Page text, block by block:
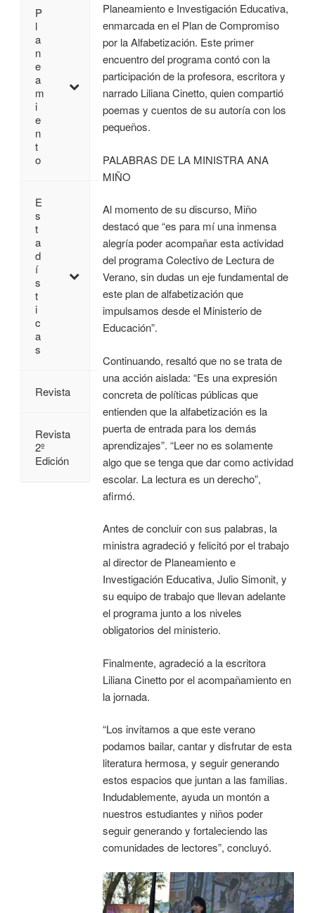
Planeamiento e Investigación Educativa,
enmarcada en el Plan de Compromiso
por la Alfabetización. Este primer
encuentro del programa contó con la
participación de la profesora, escritora y
narrado Liliana Cinetto, quien compartió
poemas y cuentos de su autoría con los
pequeños.
PALABRAS DE LA MINISTRA ANA
MIÑO
Al momento de su discurso, Miño
destacó que “es para mí una inmensa
alegría poder acompañar esta actividad
del programa Colectivo de Lectura de
Verano, sin dudas un eje fundamental de
este plan de alfabetización que
impulsamos desde el Ministerio de
Educación”.
Continuando, resaltó que no se trata de
una acción aislada: “Es una expresión
concreta de políticas públicas que
entienden que la alfabetización es la
puerta de entrada para los demás
aprendizajes”. “Leer no es solamente
algo que se tenga que dar como actividad
escolar. La lectura es un derecho”,
afirmó.
Antes de concluir con sus palabras, la
ministra agradeció y felicitó por el trabajo
al director de Planeamiento e
Investigación Educativa, Julio Simonit, y
su equipo de trabajo que llevan adelante
el programa junto a los niveles
obligatorios del ministerio.
Finalmente, agradeció a la escritora
Liliana Cinetto por el acompañamiento en
la jornada.
“Los invitamos a que este verano
podamos bailar, cantar y disfrutar de esta
literatura hermosa, y seguir generando
estos espacios que juntan a las familias.
Indudablemente, ayuda un montón a
nuestros estudiantes y niños poder
seguir generando y fortaleciendo las
comunidades de lectores”, concluyó.
P
l
a
n
e
a
m
i
e
n
t
o
E
s
t
a
d
í
s
t
i
c
a
s
Revista
Revista
2º
Edición